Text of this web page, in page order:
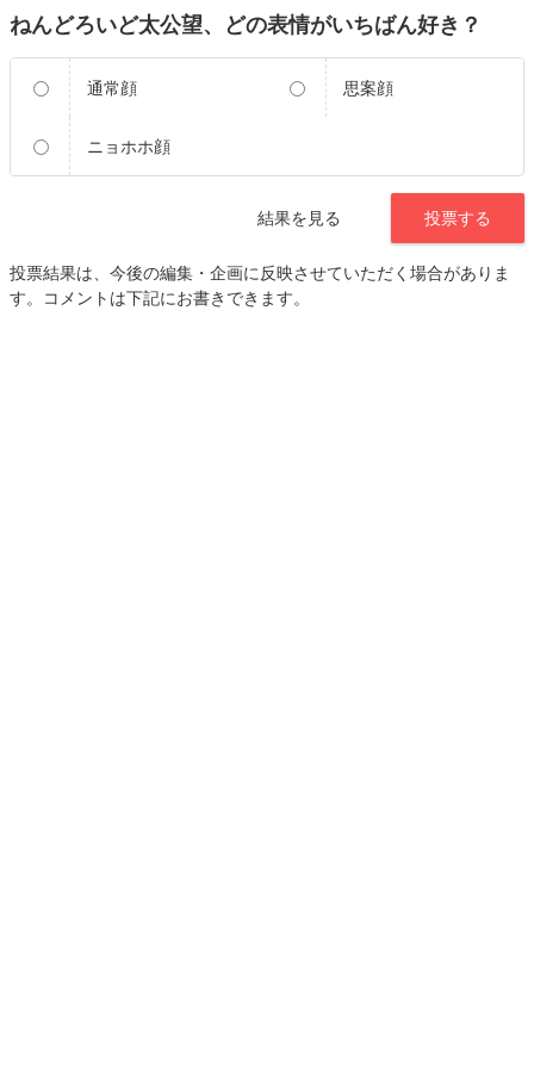
ねんどろいど太公望、どの表情がいちばん好き？
通常顔 思案顔
ニョホホ顔
結果を見る 投票する
投票結果は、今後の編集・企画に反映させていただく場合がありま
す。コメントは下記にお書きできます。